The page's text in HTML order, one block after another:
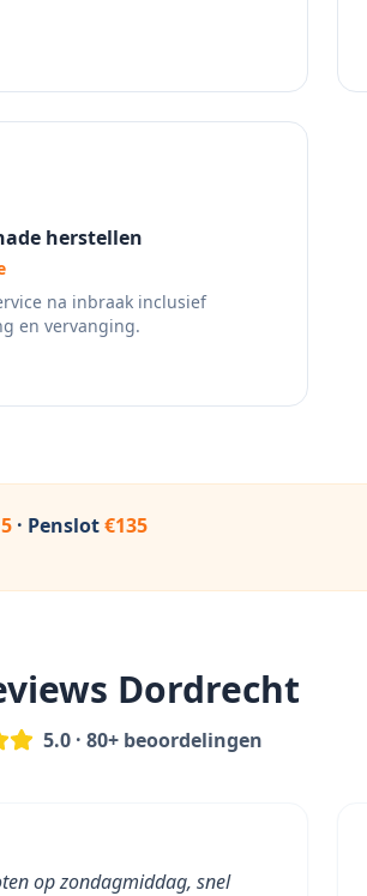
herstellen
na inbraak inclusief
en vervanging.
· Penslot€135
Dordrecht
5.0 · 80+ beoordelingen
op zondagmiddag, snel